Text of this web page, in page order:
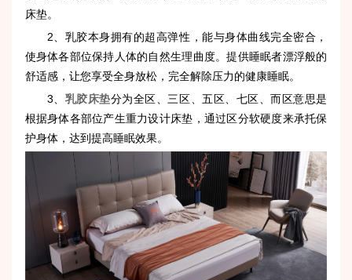
床垫。
2、乳胶本身拥有的超高弹性，能与身体曲线完全密合，
使身体各部位保持人体的自然生理曲度。提供睡眠者漂浮般的
舒适感，让您享受全身放松，完全解除压力的健康睡眠。
3、 乳胶床垫分为全区、三区、五区、七区、而区意思是
根据身体各部位产生重力设计床垫，通过区分软硬度来承托保
护身体，达到提高睡眠效果。